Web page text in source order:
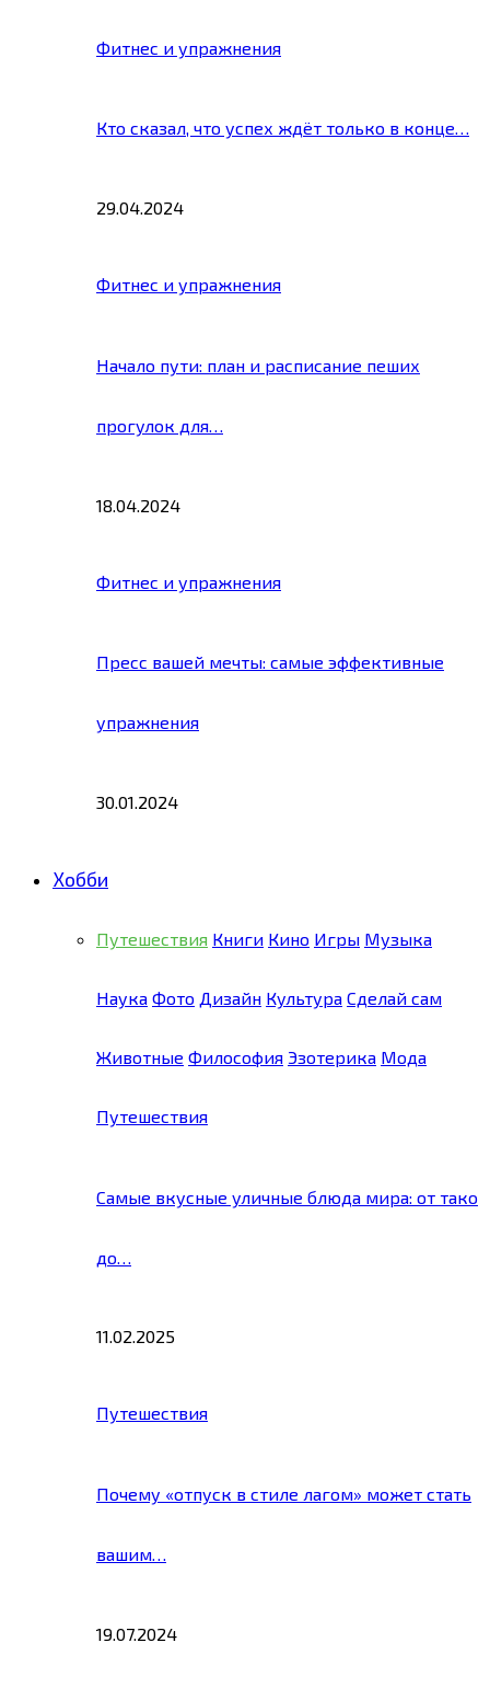
Фитнес и упражнения
Кто сказал, что успех ждёт только в конце…
29.04.2024
Фитнес и упражнения
Начало пути: план и расписание пеших
прогулок для…
18.04.2024
Фитнес и упражнения
Пресс вашей мечты: самые эффективные
упражнения
30.01.2024
Хобби
Путешествия Книги Кино Игры Музыка
Наука Фото Дизайн Культура Сделай сам
Животные Философия Эзотерика Мода
Путешествия
Самые вкусные уличные блюда мира: от тако
до…
11.02.2025
Путешествия
Почему «отпуск в стиле лагом» может стать
вашим…
19.07.2024